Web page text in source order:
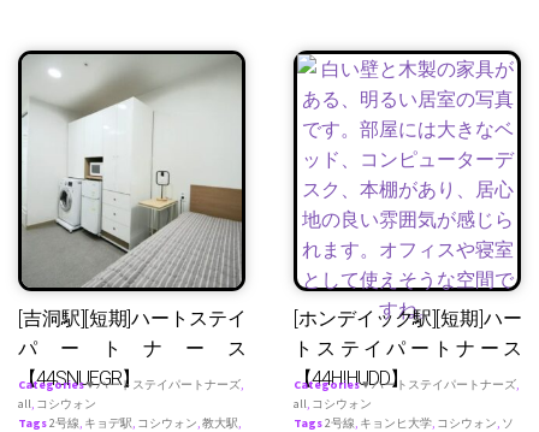
[吉洞駅][短期]ハートステイ
パートナース
【44SNUEGR】
Categories♥ ハートステイパートナーズ,
all, コシウォン
Tags2号線, キョデ駅, コシウォン,教大駅,
[ホンデイック駅][短期]ハー
トステイパートナース
【44HIHUDD】
Categories♥ ハートステイパートナーズ,
all, コシウォン
Tags2号線, キョンヒ大学, コシウォン, ソ